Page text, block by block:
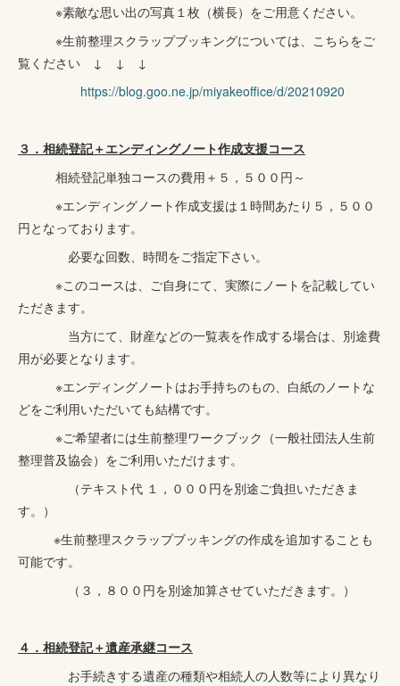
※素敵な思い出の写真１枚（横長）をご用意ください。
※生前整理スクラップブッキングについては、こちらをご
覧ください ↓ ↓ ↓
https://blog.goo.ne.jp/miyakeoffice/d/20210920
３．相続登記＋エンディングノート作成支援コース
相続登記単独コースの費用＋５，５００円～
※エンディングノート作成支援は１時間あたり５，５００
円となっております。
必要な回数、時間をご指定下さい。
※このコースは、ご自身にて、実際にノートを記載してい
ただきます。
当方にて、財産などの一覧表を作成する場合は、別途費
用が必要となります。
※エンディングノートはお手持ちのもの、白紙のノートな
どをご利用いただいても結構です。
※ご希望者には生前整理ワークブック（一般社団法人生前
整理普及協会）をご利用いただけます。
（テキスト代 １，０００円を別途ご負担いただきま
す。）
※生前整理スクラップブッキングの作成を追加することも
可能です。
（３，８００円を別途加算させていただきます。）
４．相続登記＋遺産承継コース
お手続きする遺産の種類や相続人の人数等により異なり